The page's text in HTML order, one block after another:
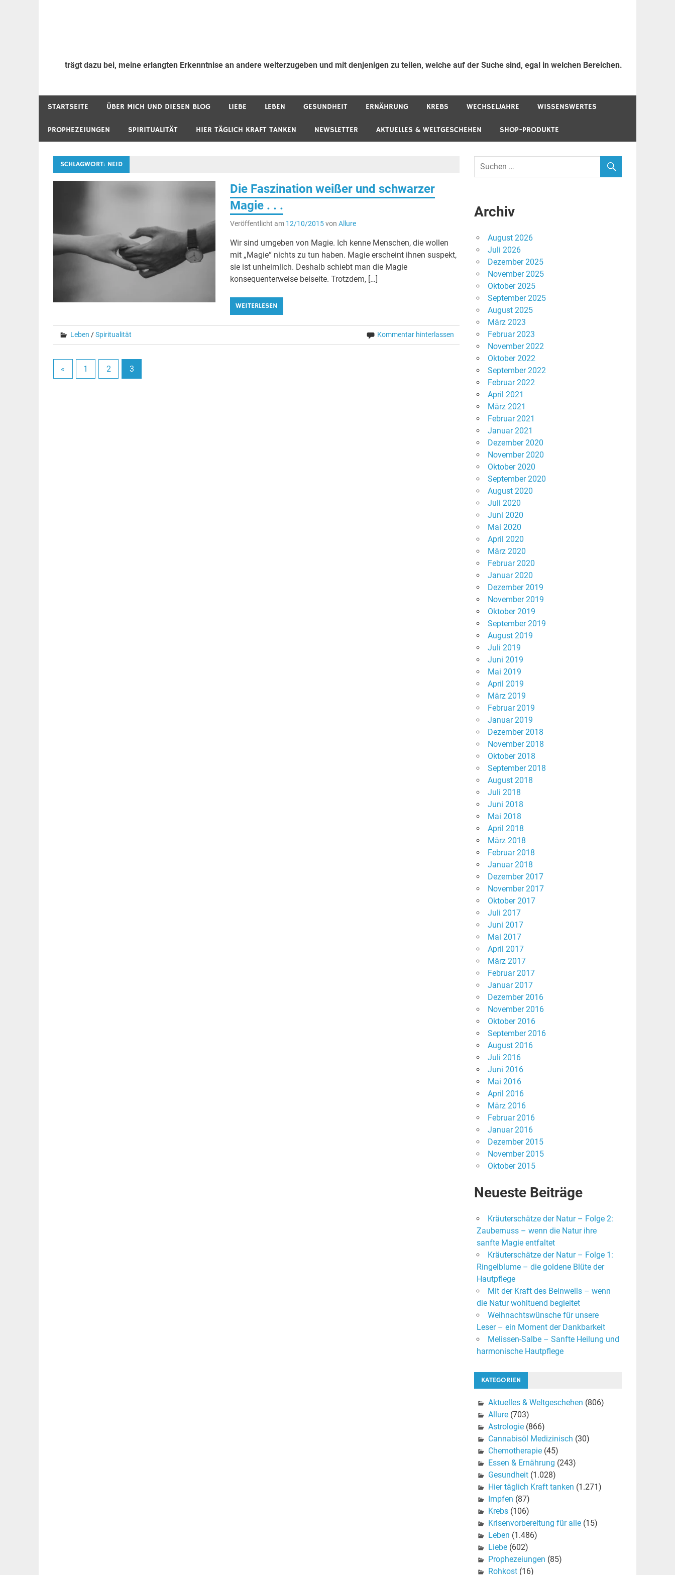
trägt dazu bei, meine erlangten Erkenntnise an andere weiterzugeben und mit denjenigen zu teilen, welche auf der Suche sind, egal in welchen Bereichen.
STARTSEITE ÜBER MICH UND DIESEN BLOG LIEBE LEBEN GESUNDHEIT ERNÄHRUNG KREBS WECHSELJAHRE WISSENSWERTES
PROPHEZEIUNGEN SPIRITUALITÄT HIER TÄGLICH KRAFT TANKEN NEWSLETTER AKTUELLES & WELTGESCHEHEN SHOP-PRODUKTE
SCHLAGWORT: NEID
Die Faszination weißer und schwarzer
Magie . . .
Veröffentlicht am 12/10/2015vonAllure
Wir sind umgeben von Magie. Ich kenne Menschen, die wollen
mit „Magie“ nichts zu tun haben. Magie erscheint ihnen suspekt,
sie ist unheimlich. Deshalb schiebt man die Magie
konsequenterweise beiseite. Trotzdem, […]
WEITERLESEN
Leben /Spiritualität Kommentar hinterlassen
« 1 2 3
Archiv
August 2026
Juli 2026
Dezember 2025
November 2025
Oktober 2025
September 2025
August 2025
März 2023
Februar 2023
November 2022
Oktober 2022
September 2022
Februar 2022
April 2021
März 2021
Februar 2021
Januar 2021
Dezember 2020
November 2020
Oktober 2020
September 2020
August 2020
Juli 2020
Juni 2020
Mai 2020
April 2020
März 2020
Februar 2020
Januar 2020
Dezember 2019
November 2019
Oktober 2019
September 2019
August 2019
Juli 2019
Juni 2019
Mai 2019
April 2019
März 2019
Februar 2019
Januar 2019
Dezember 2018
November 2018
Oktober 2018
September 2018
August 2018
Juli 2018
Juni 2018
Mai 2018
April 2018
März 2018
Februar 2018
Januar 2018
Dezember 2017
November 2017
Oktober 2017
Juli 2017
Juni 2017
Mai 2017
April 2017
März 2017
Februar 2017
Januar 2017
Dezember 2016
November 2016
Oktober 2016
September 2016
August 2016
Juli 2016
Juni 2016
Mai 2016
April 2016
März 2016
Februar 2016
Januar 2016
Dezember 2015
November 2015
Oktober 2015
Neueste Beiträge
Kräuterschätze der Natur – Folge 2:
Zaubernuss – wenn die Natur ihre
sanfte Magie entfaltet
Kräuterschätze der Natur – Folge 1:
Ringelblume – die goldene Blüte der
Hautpflege
Mit der Kraft des Beinwells – wenn
die Natur wohltuend begleitet
Weihnachtswünsche für unsere
Leser – ein Moment der Dankbarkeit
Melissen-Salbe – Sanfte Heilung und
harmonische Hautpflege
KATEGORIEN
Aktuelles & Weltgeschehen (806)
Allure(703)
Astrologie(866)
Cannabisöl Medizinisch (30)
Chemotherapie(45)
Essen & Ernährung (243)
Gesundheit(1.028)
Hier täglich Kraft tanken (1.271)
Impfen (87)
Krebs(106)
Krisenvorbereitung für alle(15)
Leben (1.486)
Liebe(602)
Prophezeiungen (85)
Rohkost(16)